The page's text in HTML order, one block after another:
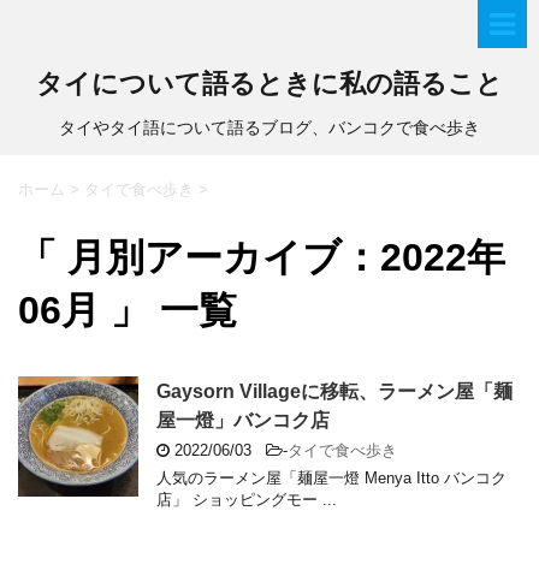
タイについて語るときに私の語ること
タイやタイ語について語るブログ、バンコクで食べ歩き
ホーム > タイで食べ歩き >
「 月別アーカイブ：2022年
06月 」 一覧
Gaysorn Villageに移転、ラーメン屋「麺
屋一燈」バンコク店
2022/06/03 -タイで食べ歩き
人気のラーメン屋「麺屋一燈 Menya Itto バンコク
店」 ショッピングモー ...